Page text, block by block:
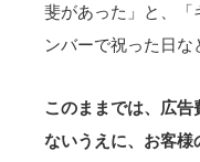
斐があった」と、「
ンバーで祝った日な
このままでは、広
ないうえに、お客様